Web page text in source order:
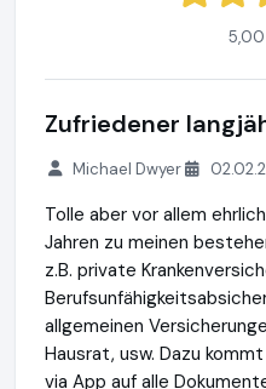
Zufriedener
Michael Dwyer
Tolle aber vor allem
Jahren zu meinen
z.B. private
allgemeinen
Hausrat, usw. Dazu
via App auf alle